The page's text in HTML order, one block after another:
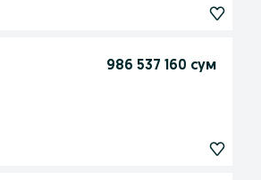
986 537 160 сум